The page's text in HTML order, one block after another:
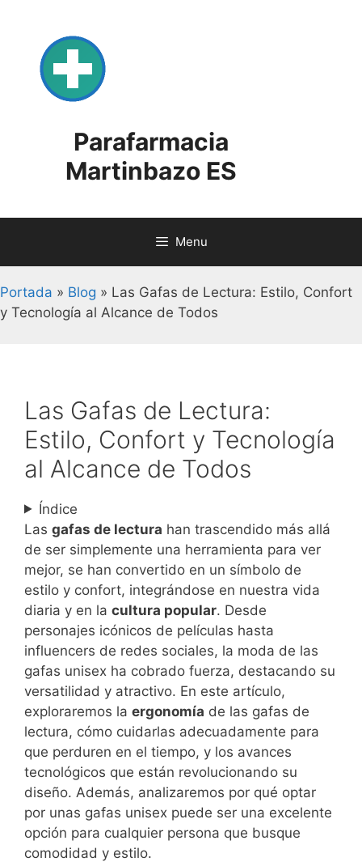
content
Parafarmacia
Martinbazo ES
Menu
Portada » Blog » Las Gafas de Lectura: Estilo, Confort
y Tecnología al Alcance de Todos
Las Gafas de Lectura:
Estilo, Confort y Tecnología
al Alcance de Todos
Índice
Las gafas de lectura han trascendido más allá
de ser simplemente una herramienta para ver
mejor, se han convertido en un símbolo de
estilo y confort, integrándose en nuestra vida
diaria y en la cultura popular. Desde
personajes icónicos de películas hasta
influencers de redes sociales, la moda de las
gafas unisex ha cobrado fuerza, destacando su
versatilidad y atractivo. En este artículo,
exploraremos la ergonomía de las gafas de
lectura, cómo cuidarlas adecuadamente para
que perduren en el tiempo, y los avances
tecnológicos que están revolucionando su
diseño. Además, analizaremos por qué optar
por unas gafas unisex puede ser una excelente
opción para cualquier persona que busque
comodidad y estilo.